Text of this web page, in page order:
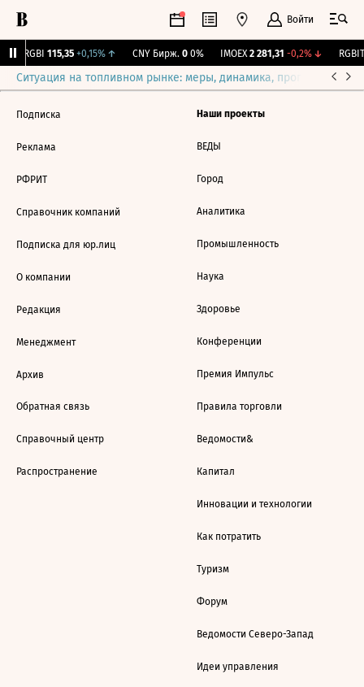
Войти
RGBI 115,35 +0,15%↑ CNY Бирж. 0 0% IMOEX 2 281,31 -0,2%↓
Ситуация на топливном рынке: меры, динамика, прогнозы
Подписка
Реклама
РФРИТ
Справочник компаний
Подписка для юр.лиц
О компании
Редакция
Менеджмент
Архив
Обратная связь
Справочный центр
Распространение
Наши проекты
ВЕДЫ
Город
Аналитика
Промышленность
Наука
Здоровье
Конференции
Премия Импульс
Правила торговли
Ведомости&
Капитал
Инновации и технологии
Как потратить
Туризм
Форум
Ведомости Северо-Запад
Идеи управления